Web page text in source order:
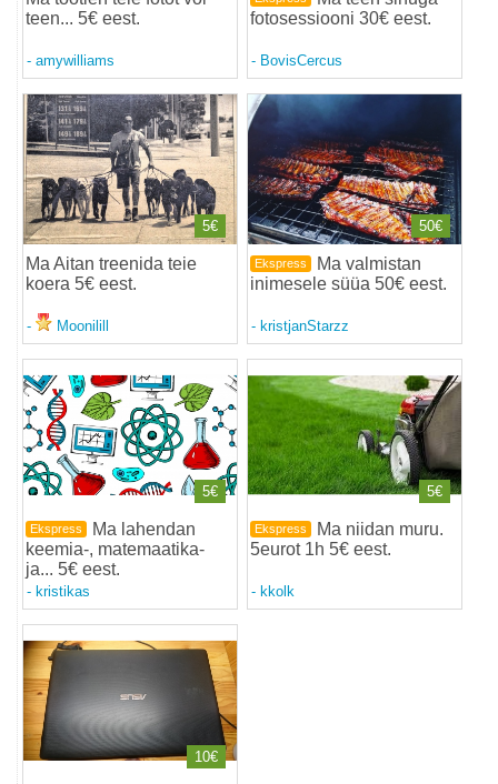
teen... 5€ eest.
- amywilliams
fotosessiooni 30€ eest.
- BovisCercus
Ma Aitan treenida teie
koera 5€ eest.
- Moonilill
5€
Ekspress
Ma valmistan
inimesele süüa 50€ eest.
- kristjanStarzz
50€
Ekspress
Ma lahendan
keemia-, matemaatika-
ja... 5€ eest.
- kristikas
5€
Ekspress
Ma niidan muru.
5eurot 1h 5€ eest.
- kkolk
5€
10€